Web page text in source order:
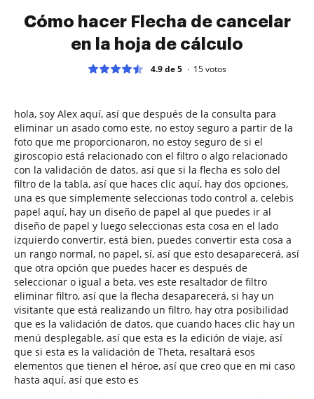
Cómo hacer Flecha de cancelar
en la hoja de cálculo
4.9 de 5 15votos
hola, soy Alex aquí, así que después de la consulta para
eliminar un asado como este, no estoy seguro a partir de la
foto que me proporcionaron, no estoy seguro de si el
giroscopio está relacionado con el filtro o algo relacionado
con la validación de datos, así que si la flecha es solo del
filtro de la tabla, así que haces clic aquí, hay dos opciones,
una es que simplemente seleccionas todo control a, celebis
papel aquí, hay un diseño de papel al que puedes ir al
diseño de papel y luego seleccionas esta cosa en el lado
izquierdo convertir, está bien, puedes convertir esta cosa a
un rango normal, no papel, sí, así que esto desaparecerá, así
que otra opción que puedes hacer es después de
seleccionar o igual a beta, ves este resaltador de filtro
eliminar filtro, así que la flecha desaparecerá, si hay un
visitante que está realizando un filtro, hay otra posibilidad
que es la validación de datos, que cuando haces clic hay un
menú desplegable, así que esta es la edición de viaje, así
que si esta es la validación de Theta, resaltará esos
elementos que tienen el héroe, así que creo que en mi caso
hasta aquí, así que esto es